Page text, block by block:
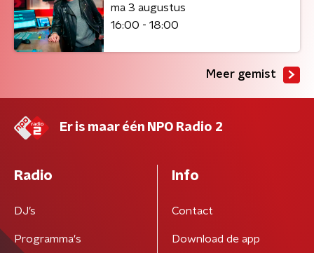
ma 3 augustus
16:00 - 18:00
Meer gemist
Er is maar één NPO Radio 2
Radio
DJ’s
Programma's
Info
Contact
Download de app